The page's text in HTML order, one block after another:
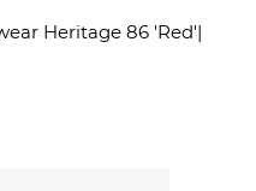
Heritage 86 'Red'|